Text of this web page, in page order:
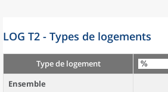
LOG T2 - Types de logements
Type de logement
Ensemble